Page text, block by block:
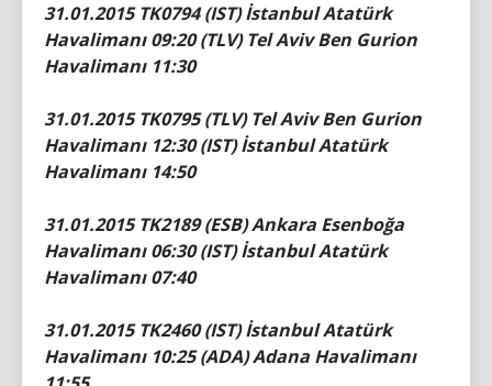
31.01.2015 TK0794 (IST) İstanbul Atatürk
Havalimanı 09:20 (TLV) Tel Aviv Ben Gurion
Havalimanı 11:30
31.01.2015 TK0795 (TLV) Tel Aviv Ben Gurion
Havalimanı 12:30 (IST) İstanbul Atatürk
Havalimanı 14:50
31.01.2015 TK2189 (ESB) Ankara Esenboğa
Havalimanı 06:30 (IST) İstanbul Atatürk
Havalimanı 07:40
31.01.2015 TK2460 (IST) İstanbul Atatürk
Havalimanı 10:25 (ADA) Adana Havalimanı